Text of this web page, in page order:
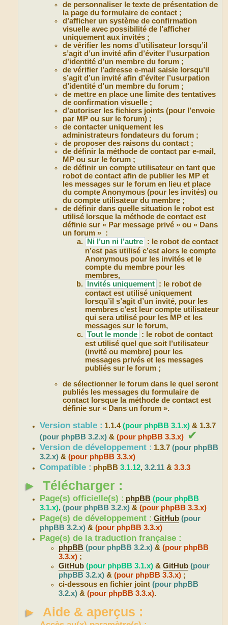
de personnaliser le texte de présentation de
la page du formulaire de contact ;
d’afficher un système de confirmation
visuelle avec possibilité de l’afficher
uniquement aux invités ;
de vérifier les noms d’utilisateur lorsqu’il
s’agit d’un invité afin d’éviter l’usurpation
d’identité d’un membre du forum ;
de vérifier l’adresse e-mail saisie lorsqu’il
s’agit d’un invité afin d’éviter l’usurpation
d’identité d’un membre du forum ;
de mettre en place une limite des tentatives
de confirmation visuelle ;
d’autoriser les fichiers joints (pour l’envoie
par MP ou sur le forum) ;
de contacter uniquement les
administrateurs fondateurs du forum ;
de proposer des raisons du contact ;
de définir la méthode de contact par e-mail,
MP ou sur le forum ;
de définir un compte utilisateur en tant que
robot de contact afin de publier les MP et
les messages sur le forum en lieu et place
du compte Anonymous (pour les invités) ou
du compte utilisateur du membre ;
de définir dans quelle situation le robot est
utilisé lorsque la méthode de contact est
définie sur « Par message privé » ou « Dans
un forum » :
Ni l’un ni l’autre : le robot de contact
n’est pas utilisé c’est alors le compte
Anonymous pour les invités et le
compte du membre pour les
membres,
Invités uniquement : le robot de
contact est utilisé uniquement
lorsqu’il s’agit d’un invité, pour les
membres c’est leur compte utilisateur
qui sera utilisé pour les MP et les
messages sur le forum,
Tout le monde : le robot de contact
est utilisé quel que soit l’utilisateur
(invité ou membre) pour les
messages privés et les messages
publiés sur le forum ;
de sélectionner le forum dans le quel seront
publiés les messages du formulaire de
contact lorsque la méthode de contact est
définie sur « Dans un forum ».
Version stable : 1.1.4(pour phpBB 3.1.x) & 1.3.7
(pour phpBB 3.2.x) &(pour phpBB 3.3.x) ✔
Version de développement : 1.3.7(pour phpBB
3.2.x) &(pour phpBB 3.3.x)
Compatible : phpBB3.1.12,3.2.11 &3.3.3
► Télécharger :
Page(s) officielle(s) : phpBB (pour phpBB
3.1.x),(pour phpBB 3.2.x) &(pour phpBB 3.3.x)
Page(s) de développement : GitHub (pour
phpBB 3.2.x) &(pour phpBB 3.3.x)
Page(s) de la traduction française :
phpBB (pour phpBB 3.2.x) &(pour phpBB
3.3.x) ;
GitHub (pour phpBB 3.1.x) &GitHub (pour
phpBB 3.2.x) &(pour phpBB 3.3.x) ;
ci-dessous en fichier joint(pour phpBB
3.2.x) &(pour phpBB 3.3.x).
► Aide & aperçus :